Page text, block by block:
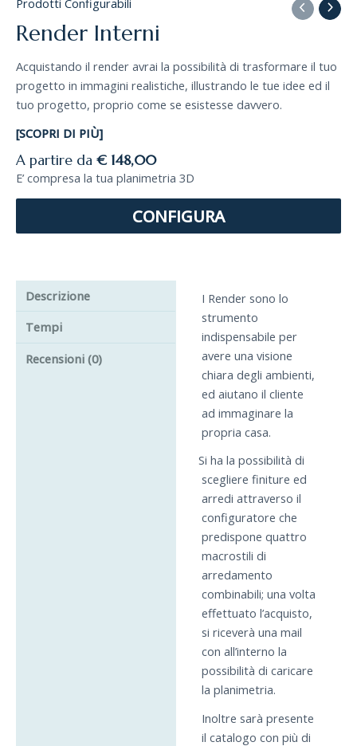
Prodotti Configurabili
Render Interni
Acquistando il render avrai la possibilità di trasformare il tuo
progetto in immagini realistiche, illustrando le tue idee ed il
tuo progetto, proprio come se esistesse davvero.
[SCOPRI DI PIÙ]
A partire da € 148,00
E’ compresa la tua planimetria 3D
CONFIGURA
Descrizione
Tempi
Recensioni (0)
I Render sono lo
strumento
indispensabile per
avere una visione
chiara degli ambienti,
ed aiutano il cliente
ad immaginare la
propria casa.
Si ha la possibilità di
scegliere finiture ed
arredi attraverso il
configuratore che
predispone quattro
macrostili di
arredamento
combinabili; una volta
effettuato l’acquisto,
si riceverà una mail
con all’interno la
possibilità di caricare
la planimetria.
Inoltre sarà presente
il catalogo con più di